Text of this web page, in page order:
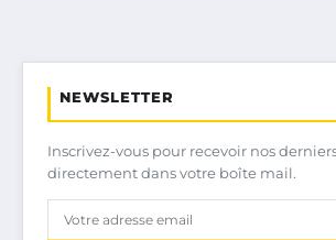
NEWSLETTER
Inscrivez-vous pour recevoir nos
directement dans votre boîte mail.